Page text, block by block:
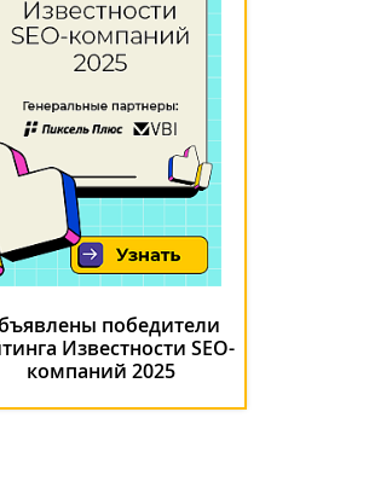
победители
Известности SEO-
компаний 2025